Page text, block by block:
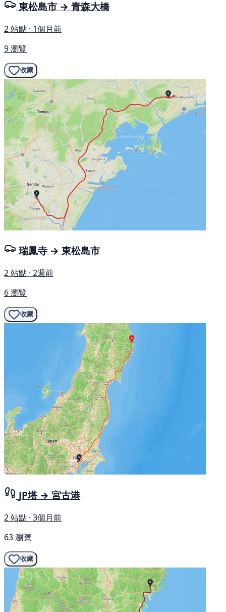
東松島市 → 青森大橋
2 站點 · 1個月前
9 瀏覽
收藏
瑞鳳寺 → 東松島市
2 站點 · 2週前
6 瀏覽
收藏
JP塔 → 宮古港
2 站點 · 3個月前
63 瀏覽
收藏